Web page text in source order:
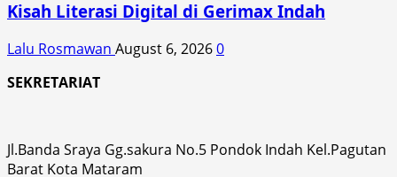
Kisah Literasi Digital di Gerimax Indah
Lalu Rosmawan August 6, 20260
SEKRETARIAT
Jl.Banda Sraya Gg.sakura No.5 Pondok Indah Kel.Pagutan
Barat Kota Mataram